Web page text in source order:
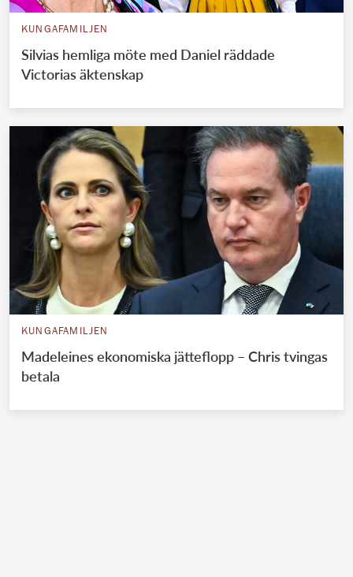
KUNGAFAMILJEN
Silvias hemliga möte med Daniel räddade
Victorias äktenskap
KUNGAFAMILJEN
Madeleines ekonomiska jätteflopp – Chris tvingas
betala